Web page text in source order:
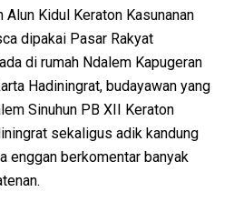
Kidul Keraton Kasunanan
dipakai Pasar Rakyat
di rumah Ndalem Kapugeran
Hadiningrat, budayawan yang
Sinuhun PB XII Keraton
sekaligus adik kandung
enggan berkomentar banyak